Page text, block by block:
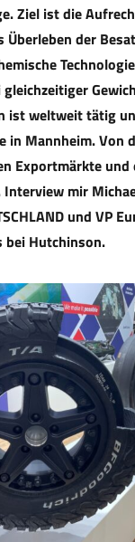
Ziel ist die
der
gleichzeitiger
ist weltweit tätig
in Mannheim. Von
Exportmärkte und
mir
und VP
bei Hutchinson.